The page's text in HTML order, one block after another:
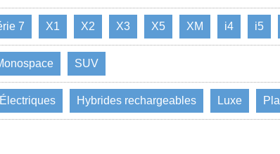
7 X1 X2 X3 X5 XM i4 i5
SUV
Électriques Hybrides rechargeables Luxe